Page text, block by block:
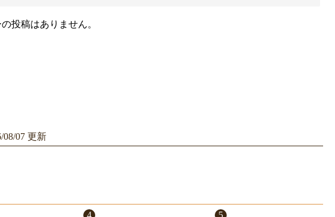
投稿はありません。
08/07 更新
4 5